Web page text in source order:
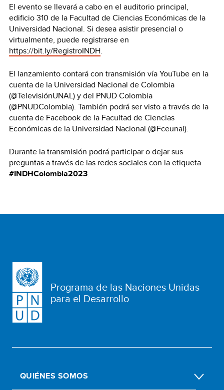
El evento se llevará a cabo en el auditorio principal,
edificio 310 de la Facultad de Ciencias Económicas de la
Universidad Nacional. Si desea asistir presencial o
virtualmente, puede registrarse en
https://bit.ly/RegistroINDH.
El lanzamiento contará con transmisión vía YouTube en la
cuenta de la Universidad Nacional de Colombia
(@TelevisiónUNAL) y del PNUD Colombia
(@PNUDColombia). También podrá ser visto a través de la
cuenta de Facebook de la Facultad de Ciencias
Económicas de la Universidad Nacional (@Fceunal).
Durante la transmisión podrá participar o dejar sus
preguntas a través de las redes sociales con la etiqueta
#INDHColombia2023.
Programa de las Naciones Unidas
para el Desarrollo
QUIÉNES SOMOS